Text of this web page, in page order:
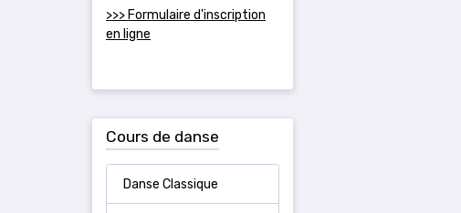
>>> Formulaire d'inscription
en ligne
Cours de danse
Danse Classique